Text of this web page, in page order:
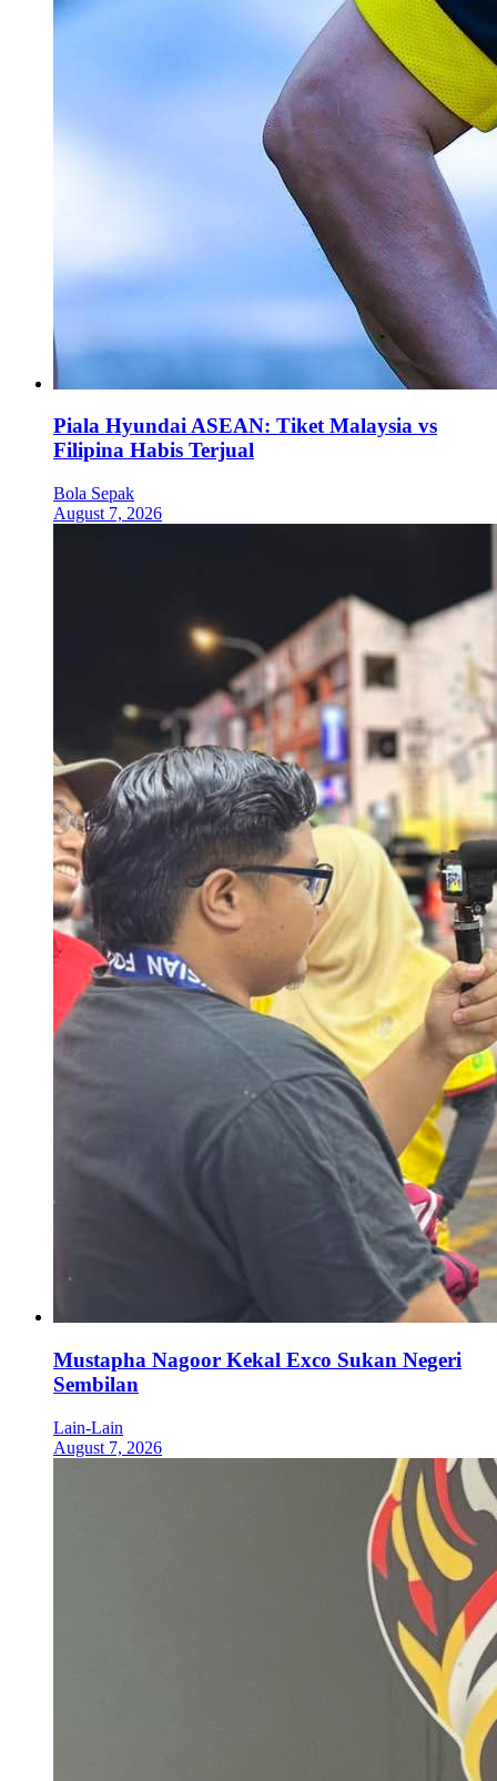
Piala Hyundai ASEAN: Tiket Malaysia vs
Filipina Habis Terjual
Bola Sepak
August 7, 2026
Mustapha Nagoor Kekal Exco Sukan Negeri
Sembilan
Lain-Lain
August 7, 2026